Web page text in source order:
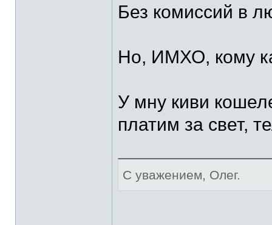
Без комиссий в
Но, ИМХО, кому
У мну киви
платим за свет,
С уважением, Олег.